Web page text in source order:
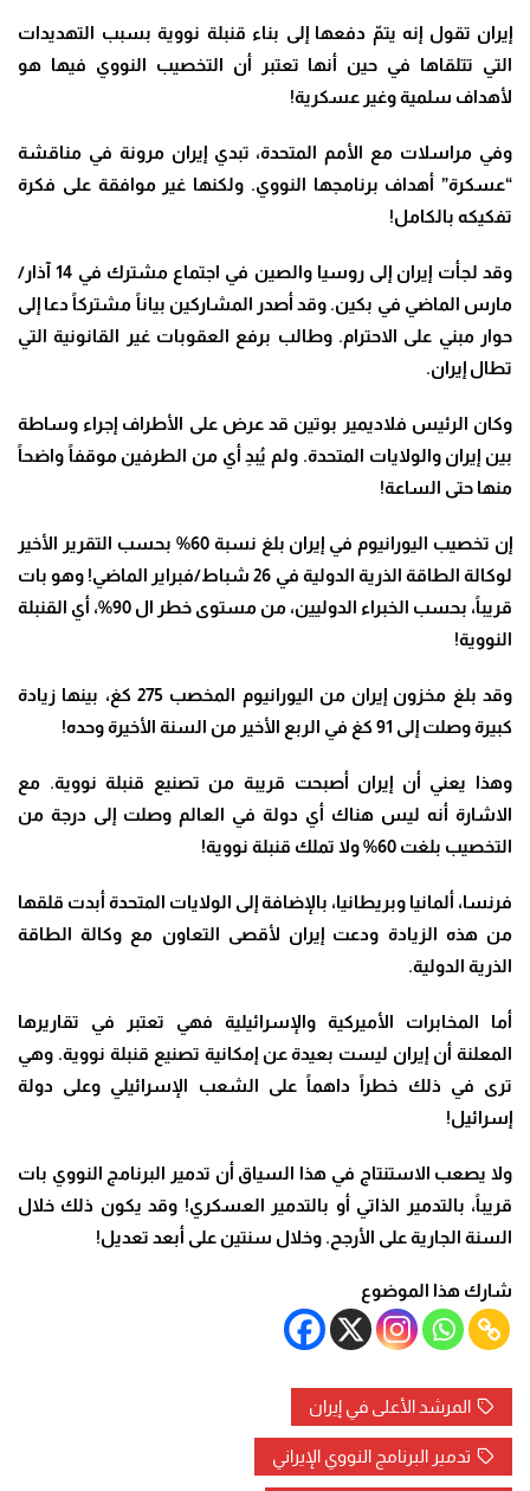
إيران تقول إنه يتمّ دفعها إلى بناء قنبلة نووية بسبب التهديدات
التي تتلقاها في حين أنها تعتبر أن التخصيب النووي فيها هو
لأهداف سلمية وغير عسكرية!
وفي مراسلات مع الأمم المتحدة، تبدي إيران مرونة في مناقشة
“عسكرة” أهداف برنامجها النووي. ولكنها غير موافقة على فكرة
تفكيكه بالكامل!
وقد لجأت إيران إلى روسيا والصين في اجتماع مشترك في 14 آذار/
مارس الماضي في بكين. وقد أصدر المشاركين بياناً مشتركاً دعا إلى
حوار مبني على الاحترام. وطالب برفع العقوبات غير القانونية التي
تطال إيران.
وكان الرئيس فلاديمير بوتين قد عرض على الأطراف إجراء وساطة
بين إيران والولايات المتحدة. ولم يُبدِ أي من الطرفين موقفاً واضحاً
منها حتى الساعة!
إن تخصيب اليورانيوم في إيران بلغ نسبة 60% بحسب التقرير الأخير
لوكالة الطاقة الذرية الدولية في 26 شباط/فبراير الماضي! وهو بات
قريباً، بحسب الخبراء الدوليين، من مستوى خطر ال 90%، أي القنبلة
النووية!
وقد بلغ مخزون إيران من اليورانيوم المخصب 275 كغ، بينها زيادة
كبيرة وصلت إلى 91 كغ في الربع الأخير من السنة الأخيرة وحده
!
وهذا يعني أن إيران أصبحت قريبة من تصنيع قنبلة نووية. مع
الاشارة أنه ليس هناك أي دولة في العالم وصلت إلى درجة من
التخصيب بلغت 60% ولا تملك قنبلة نووية
!
فرنسا، ألمانيا وبريطانيا، بالإضافة إلى الولايات المتحدة أبدت قلقها
من هذه الزيادة ودعت إيران لأقصى التعاون مع وكالة الطاقة
الذرية الدولية.
أما المخابرات الأميركية والإسرائيلية فهي تعتبر في تقاريرها
المعلنة أن إيران ليست بعيدة عن إمكانية تصنيع قنبلة نووية. وهي
ترى في ذلك خطراً داهماً على الشعب الإسرائيلي وعلى دولة
إسرائيل!
ولا يصعب الاستنتاج في هذا السياق أن تدمير البرنامج النووي بات
قريباً، بالتدمير الذاتي أو بالتدمير العسكري! وقد يكون ذلك خلال
السنة الجارية على الأرجح. وخلال سنتين على أبعد تعديل!
شارك هذا الموضوع
المرشد الأعلى في إيران
تدمير البرنامج النووي الإيراني